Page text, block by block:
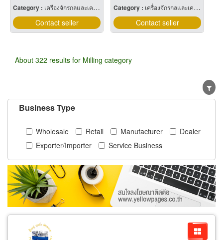
Category : เครื่องจักรกลและเครื่องมือกล
Contact seller
Category : เครื่องจักรกลและเครื่องมือกล
Contact seller
About 322 results for Milling category
Business Type
Wholesale Retail Manufacturer
Dealer
Exporter/Importer
Service Business